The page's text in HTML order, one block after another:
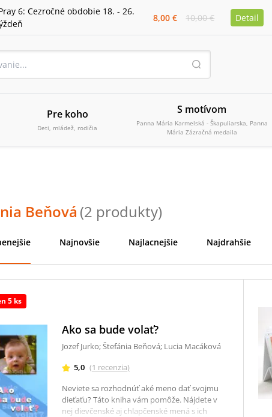
6: Cezročné obdobie 18. - 26.
8,00 € 10,00 € Detail
Pre koho
Deti, mládež, rodičia
S motívom
Panna Mária Karmelská - Škapuliarska, Panna
Mária Zázračná medaila
Beňová (2 produkty)
Najnovšie Najlacnejšie Najdrahšie
5 ks
Ako sa bude volať?
Jozef Jurko; Štefánia Beňová; Lucia Macáková
5,0 (1 recenzia)
Neviete sa rozhodnúť aké meno dať svojmu
dieťaťu? Táto kniha vám pomôže. Nájdete v
nej dievčenské aj chlapčenské mená s ich